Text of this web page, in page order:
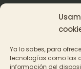
Ya lo sabes, para
tecnologías como las
información del